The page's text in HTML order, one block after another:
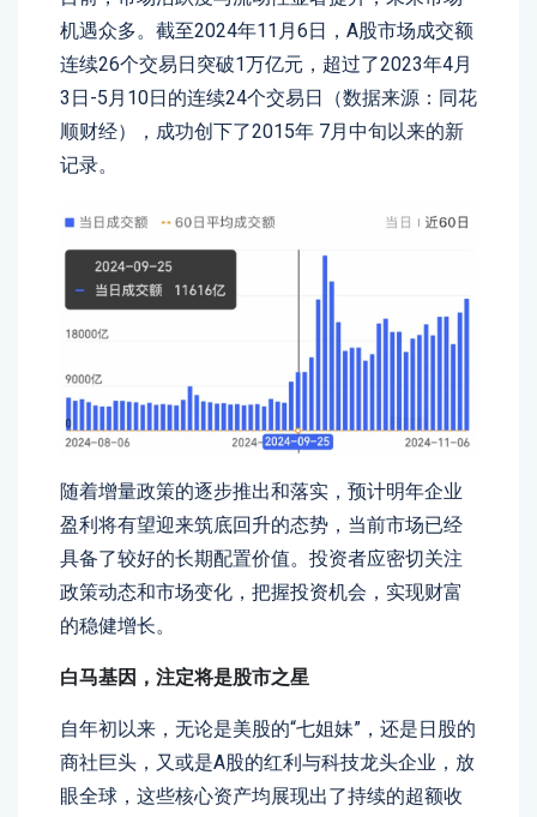
机遇众多。截至2024年11月6日，A股市场成交额
连续26个交易日突破1万亿元，超过了2023年4月
3日-5月10日的连续24个交易日（数据来源：同花
顺财经），成功创下了2015年 7月中旬以来的新
记录。
随着增量政策的逐步推出和落实，预计明年企业
盈利将有望迎来筑底回升的态势，当前市场已经
具备了较好的长期配置价值。投资者应密切关注
政策动态和市场变化，把握投资机会，实现财富
的稳健增长。
白马基因，注定将是股市之星
自年初以来，无论是美股的“七姐妹”，还是日股的
商社巨头，又或是A股的红利与科技龙头企业，放
眼全球，这些核心资产均展现出了持续的超额收